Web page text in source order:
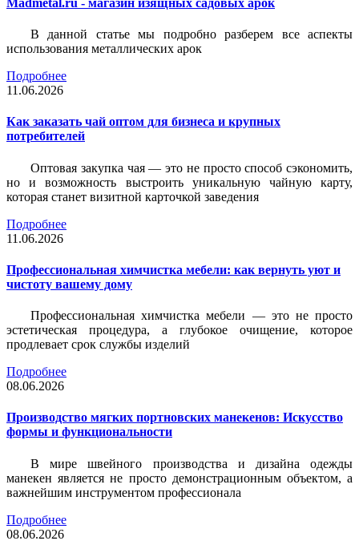
В данной статье мы подробно разберем все аспекты
использования металлических арок
Подробнее
11.06.2026
Как заказать чай оптом для бизнеса и крупных
потребителей
Оптовая закупка чая — это не просто способ сэкономить,
но и возможность выстроить уникальную чайную карту,
которая станет визитной карточкой заведения
Подробнее
11.06.2026
Профессиональная химчистка мебели: как вернуть уют и
чистоту вашему дому
Профессиональная химчистка мебели — это не просто
эстетическая процедура, а глубокое очищение, которое
продлевает срок службы изделий
Подробнее
08.06.2026
Производство мягких портновских манекенов: Искусство
формы и функциональности
В мире швейного производства и дизайна одежды
манекен является не просто демонстрационным объектом, а
важнейшим инструментом профессионала
Подробнее
08.06.2026